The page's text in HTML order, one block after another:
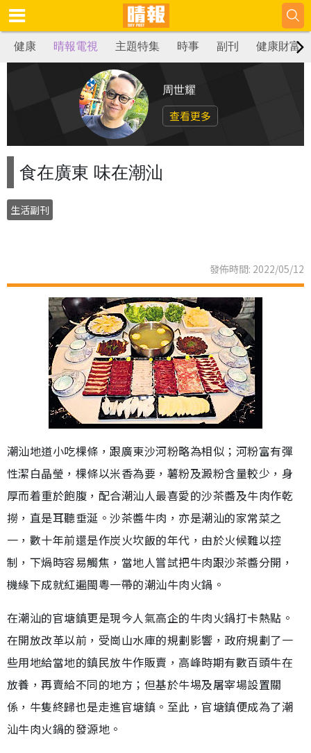
健康 晴報電視 主題特集 時事 副刊 健康財富
周世耀
查看更多
食在廣東 味在潮汕
生活副刊
發佈時間: 2022/05/12
潮汕地道小吃棵條，跟廣東沙河粉略為相似；河粉富有彈
性潔白晶瑩，棵條以米香為要，薯粉及澱粉含量較少，身
厚而着重於飽腹，配合潮汕人最喜愛的沙茶醬及牛肉作乾
撈，直是耳聽垂涎。沙茶醬牛肉，亦是潮汕的家常菜之
一，數十年前還是作炭火坎飯的年代，由於火候難以控
制，下煱時容易觸焦，當地人嘗試把牛肉跟沙茶醬分開，
機緣下成就紅遍閩粵一帶的潮汕牛肉火鍋。
在潮汕的官塘鎮更是現今人氣高企的牛肉火鍋打卡熱點。
在開放改革以前，受崗山水庫的規劃影響，政府規劃了一
些用地給當地的鎮民放牛作販賣，高峰時期有數百頭牛在
放養，再賣給不同的地方；但基於牛埸及屠宰場設置關
係，牛隻終歸也是走進官塘鎮。至此，官塘鎮便成為了潮
汕牛肉火鍋的發源地。